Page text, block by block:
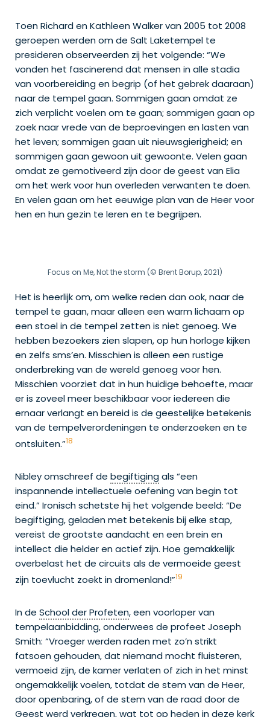
Toen Richard en Kathleen Walker van 2005 tot 2008
geroepen werden om de Salt Laketempel te
presideren observeerden zij het volgende: “We
vonden het fascinerend dat mensen in alle stadia
van voorbereiding en begrip (of het gebrek daaraan)
naar de tempel gaan. Sommigen gaan omdat ze
zich verplicht voelen om te gaan; sommigen gaan op
zoek naar vrede van de beproevingen en lasten van
het leven; sommigen gaan uit nieuwsgierigheid; en
sommigen gaan gewoon uit gewoonte. Velen gaan
omdat ze gemotiveerd zijn door de geest van Elia
om het werk voor hun overleden verwanten te doen.
En velen gaan om het eeuwige plan van de Heer voor
hen en hun gezin te leren en te begrijpen.
Focus on Me, Not the storm (© Brent Borup, 2021)
Het is heerlijk om, om welke reden dan ook, naar de
tempel te gaan, maar alleen een warm lichaam op
een stoel in de tempel zetten is niet genoeg. We
hebben bezoekers zien slapen, op hun horloge kijken
en zelfs sms’en. Misschien is alleen een rustige
onderbreking van de wereld genoeg voor hen.
Misschien voorziet dat in hun huidige behoefte, maar
er is zoveel meer beschikbaar voor iedereen die
ernaar verlangt en bereid is de geestelijke betekenis
van de tempelverordeningen te onderzoeken en te
ontsluiten.”18
Nibley omschreef de begiftigingals “een
inspannende intellectuele oefening van begin tot
eind.” Ironisch schetste hij het volgende beeld: “De
begiftiging, geladen met betekenis bij elke stap,
vereist de grootste aandacht en een brein en
intellect die helder en actief zijn. Hoe gemakkelijk
overbelast het de circuits als de vermoeide geest
zijn toevlucht zoekt in dromenland!”19
In de School der Profeten, een voorloper van
tempelaanbidding, onderwees de profeet Joseph
Smith: “Vroeger werden raden met zo’n strikt
fatsoen gehouden, dat niemand mocht fluisteren,
vermoeid zijn, de kamer verlaten of zich in het minst
ongemakkelijk voelen, totdat de stem van de Heer,
door openbaring, of de stem van de raad door de
Geest werd verkregen, wat tot op heden in deze kerk